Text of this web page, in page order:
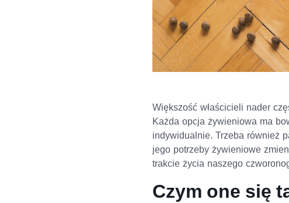
Większość właścicieli nader
Każda opcja żywieniowa ma
indywidualnie. Trzeba również
jego potrzeby żywieniowe
trakcie życia naszego
Czym one się